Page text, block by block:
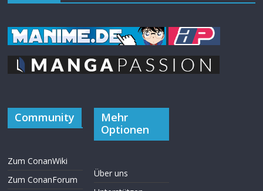
Community
Zum ConanWiki
Zum ConanForum
Mehr
Optionen
Über uns